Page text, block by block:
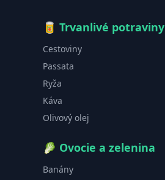
🥫 Trvanlivé potraviny
Cestoviny
Passata
Ryža
Káva
Olivový olej
🥬 Ovocie a zelenina
Banány